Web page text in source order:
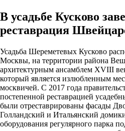
В усадьбе Кусково
реставрация
Усадьба Шереметевых Кусково
Москвы, на территории района
архитектурным ансамблем XVIII
который является излюбленным
москвичей. С 2017 года
постепенной реставрацией
были отреставрированы фасады
Голландский и Итальянский
оборудования регулярного парка